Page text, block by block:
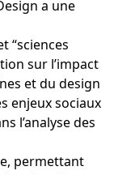
a une
“sciences
sur l’impact
et du design
enjeux sociaux
l’analyse des
permettant